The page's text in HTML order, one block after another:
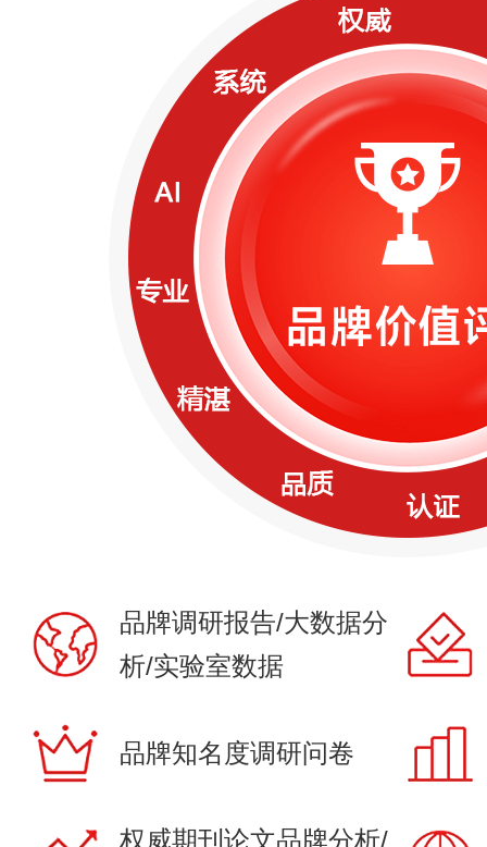
品牌调研报告/大数据分
析/实验室数据
品牌知名度调研问卷
权威期刊论文品牌分析/